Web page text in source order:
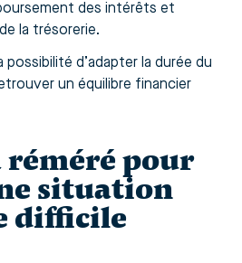
des intérêts et
la trésorerie.
possibilité d’adapter la durée du
un équilibre financier
réméré pour
situation
difficile